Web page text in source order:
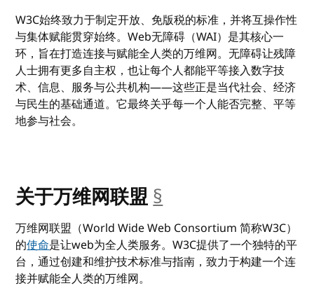
W3C始终致力于制定开放、免版税的标准，并将互操作性
与集体赋能贯穿始终。Web无障碍（WAI）是其核心一
环，旨在打造连接与赋能全人类的万维网。无障碍让残障
人士拥有更多自主权，也让每个人都能平等接入数字技
术、信息、服务与公共机构——这些正是当代社会、经济
与民生的基础通道。它最终关乎每一个人能否完整、平等
地参与社会。
关于万维网联盟 §
万维网联盟（World Wide Web Consortium 简称W3C）
的使命是让web为全人类服务。W3C提供了一个独特的平
台，通过创建和维护技术标准与指南，致力于构建一个连
接并赋能全人类的万维网。